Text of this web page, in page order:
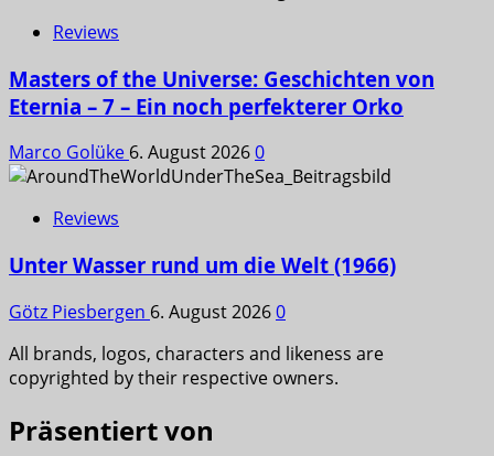
Reviews
Masters of the Universe: Geschichten von
Eternia – 7 – Ein noch perfekterer Orko
Marco Golüke 6. August 20260
Reviews
Unter Wasser rund um die Welt (1966)
Götz Piesbergen 6. August 20260
All brands, logos, characters and likeness are
copyrighted by their respective owners.
Präsentiert von